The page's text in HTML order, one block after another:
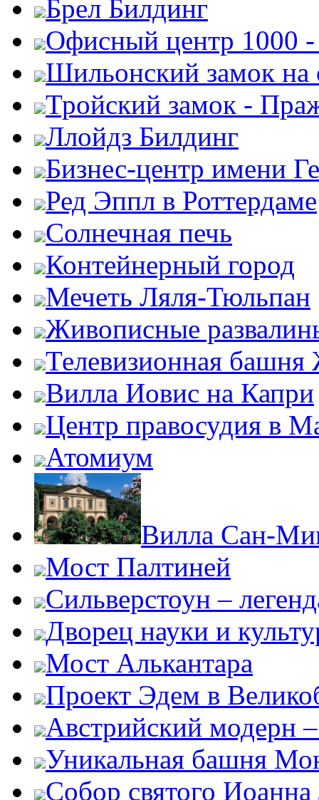
Брел Билдинг
Офисный центр 1000 -
Шильонский замок на
Тройский замок -
Ллойдз Билдинг
Бизнес-центр имени
Ред Эппл в Роттердаме
Солнечная печь
Контейнерный город
Мечеть Ляля-Тюльпан
Живописные
Телевизионная
Вилла Иовис на Капри
Центр правосудия в
Атомиум
Вилла Сан-
Мост Палтиней
Сильверстоун –
Дворец науки и
Мост Алькантара
Проект Эдем в
Австрийский модерн
Уникальная башня
Собор святого Иоанна